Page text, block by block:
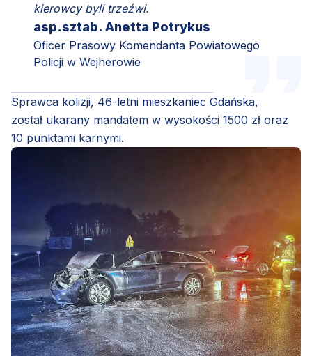
kierowcy byli trzeźwi.
asp.sztab. Anetta Potrykus
Oficer Prasowy Komendanta Powiatowego
Policji w Wejherowie
Sprawca kolizji, 46-letni mieszkaniec Gdańska,
został ukarany mandatem w wysokości 1500 zł oraz
10 punktami karnymi.